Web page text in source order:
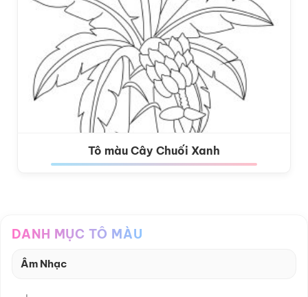
Tô màu Cây Chuối Xanh
DANH MỤC TÔ MÀU
Âm Nhạc